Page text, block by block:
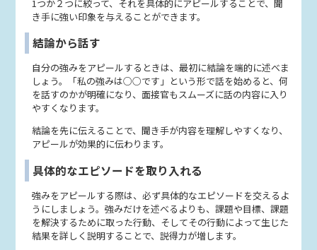
1つか２つに絞って、それを具体的にアピールすることで、聞
き手に強い印象を与えることができます。
結論から話す
自分の強みをアピールするときは、最初に結論を端的に述べま
しょう。「私の強みは○○です」という形で話を始めると、何
を話すのかが明確になり、面接官もスムーズに話の内容に入り
やすくなります。
結論を先に伝えることで、聞き手が内容を理解しやすくなり、
アピールが効果的に伝わります。
具体的なエピソードを取り入れる
強みをアピールする際は、必ず具体的なエピソードを交えるよ
うにしましょう。強みだけを述べるよりも、課題や目標、課題
を解決するために取った行動、そしてその行動によって生じた
結果を詳しく説明することで、説得力が増します。